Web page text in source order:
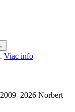
Viac info
Norbert